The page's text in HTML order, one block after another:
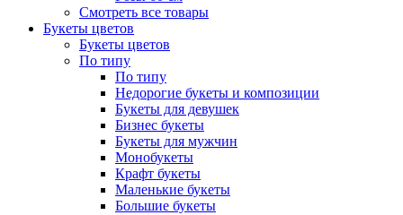
Смотреть все товары
Букеты цветов
Букеты цветов
По типу
По типу
Недорогие букеты и композиции
Букеты для девушек
Бизнес букеты
Букеты для мужчин
Монобукеты
Крафт букеты
Маленькие букеты
Большие букеты